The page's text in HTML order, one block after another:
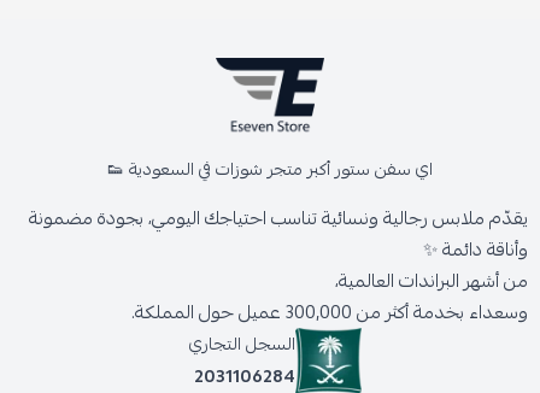
اي سفن ستور أكبر متجر شوزات في السعودية 👟
يقدّم ملابس رجالية ونسائية تناسب احتياجك اليومي، بجودة مضمونة
وأناقة دائمة ✨
من أشهر البراندات العالمية،
وسعداء بخدمة أكثر من 300,000 عميل حول المملكة.
السجل التجاري
2031106284